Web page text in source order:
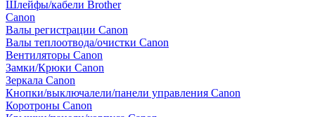
Шлейфы/кабели Brother
Canon
Валы регистрации Canon
Валы теплоотвода/очистки Canon
Вентиляторы Canon
Замки/Крюки Canon
Зеркала Canon
Кнопки/выключалели/панели управления Canon
Коротроны Canon